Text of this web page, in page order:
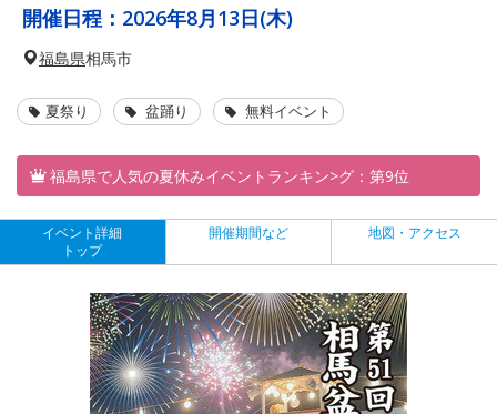
開催日程： 2026年8月13日(木)
福島県相馬市
夏祭り 盆踊り 無料イベント
福島県で人気の夏休みイベントランキン>グ：第9位
イベント詳細
トップ
開催期間など 地図・アクセス